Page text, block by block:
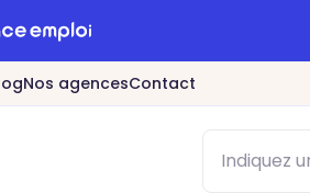
Nos agencesContact